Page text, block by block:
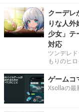
クーデレ
りな人
少女」テ
対応
ツンデレ
もりのヒ
ゲームコ
Xsollaの最